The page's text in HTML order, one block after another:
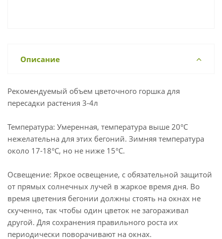
Описание
Рекомендуемый объем цветочного горшка для
пересадки растения 3-4л
Температура: Умеренная, температура выше 20°С
нежелательна для этих бегоний. Зимняя температура
около 17-18°С, но не ниже 15°С.
Освещение: Яркое освещение, с обязательной защитой
от прямых солнечных лучей в жаркое время дня. Во
время цветения бегонии должны стоять на окнах не
скученно, так чтобы один цветок не загораживал
другой. Для сохранения правильного роста их
периодически поворачивают на окнах.